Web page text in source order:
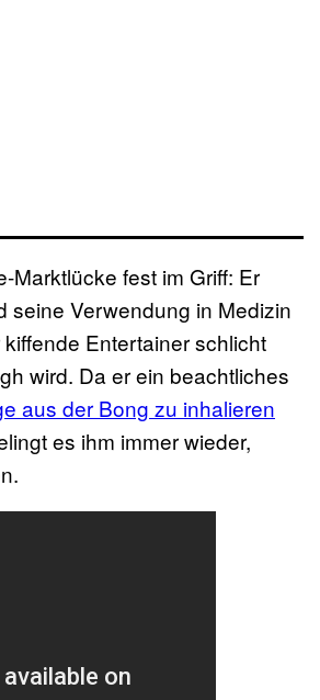
Marktlücke fest im Griff: Er
seine Verwendung in Medizin
Entertainer schlicht
wird. Da er ein beachtliches
aus der Bong zu inhalieren
es ihm immer wieder,